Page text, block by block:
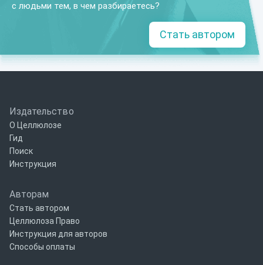
с людьми тем, в чем разбираетесь?
Стать автором
Издательство
О Целлюлозе
Гид
Поиск
Инструкция
Авторам
Стать автором
Целлюлоза Право
Инструкция для авторов
Способы оплаты